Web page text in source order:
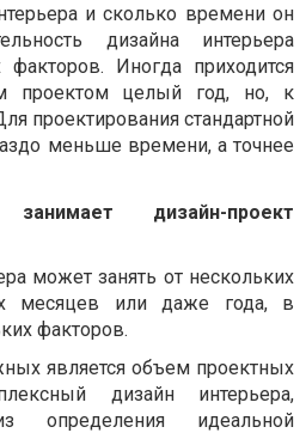
и сколько времени он
дизайна интерьера
факторов. Иногда приходится
проектом целый год, но, к
проектирования стандартной
меньше времени, а точнее
дизайн-проект
может занять от нескольких
месяцев или даже года, в
факторов.
является объем проектных
дизайн интерьера,
определения идеальной